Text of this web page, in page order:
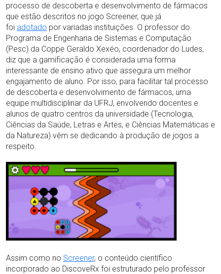
processo de descoberta e desenvolvimento de fármacos
que estão descritos no jogo Screener, que já
foi adotado por variadas instituições. O professor do
Programa de Engenharia de Sistemas e Computação
(Pesc) da Coppe Geraldo Xexéo, coordenador do Ludes,
diz que a gamificação é considerada uma forma
interessante de ensino ativo que assegura um melhor
engajamento de aluno. Por isso, para facilitar tal processo
de descoberta e desenvolvimento de fármacos, uma
equipe multidisciplinar da UFRJ, envolvendo docentes e
alunos de quatro centros da universidade (Tecnologia,
Ciências da Saúde, Letras e Artes, e Ciências Matemáticas e
da Natureza) vêm se dedicando à produção de jogos a
respeito.
Assim como no Screener, o conteúdo científico
incorporado ao DiscoveRx foi estruturado pelo professor